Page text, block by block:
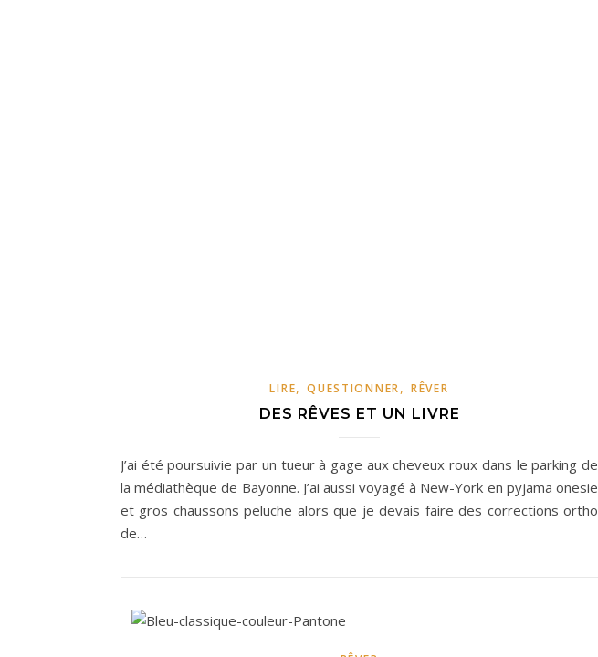
LIRE,QUESTIONNER, RÊVER
DES RÊVES ET UN LIVRE
J’ai été poursuivie par un tueur à gage aux cheveux roux dans le parking de
la médiathèque de Bayonne. J’ai aussi voyagé à New-York en pyjama onesie
et gros chaussons peluche alors que je devais faire des corrections ortho
de…